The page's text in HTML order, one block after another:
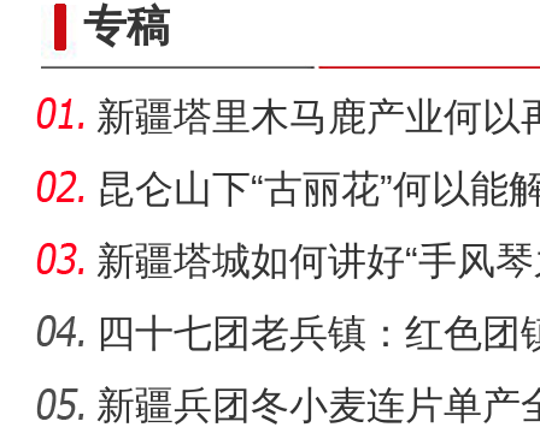
新疆阿拉尔：文旅融合
专稿
新疆塔里木马鹿产业何以
昆仑山下“古丽花”何以能
新疆塔城如何讲好“手风
四十七团老兵镇：红色团
新疆兵团冬小麦连片单产